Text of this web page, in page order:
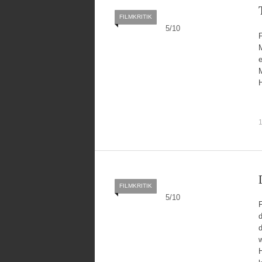
5/10
FILMKRITIK
5/10
FILMKRITIK